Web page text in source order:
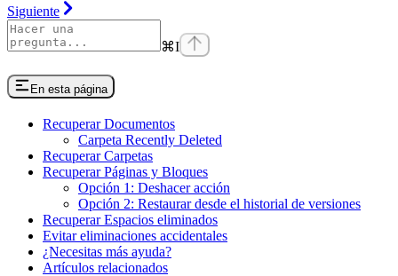
Siguiente
⌘I
En esta página
Recuperar Documentos
Carpeta Recently Deleted
Recuperar Carpetas
Recuperar Páginas y Bloques
Opción 1: Deshacer acción
Opción 2: Restaurar desde el historial de versiones
Recuperar Espacios eliminados
Evitar eliminaciones accidentales
¿Necesitas más ayuda?
Artículos relacionados